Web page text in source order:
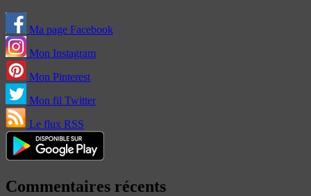
Ma page Facebook
Mon Instagram
Mon Pinterest
Mon fil Twitter
Le flux RSS
Commentaires récents